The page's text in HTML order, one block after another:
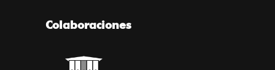
Colaboraciones